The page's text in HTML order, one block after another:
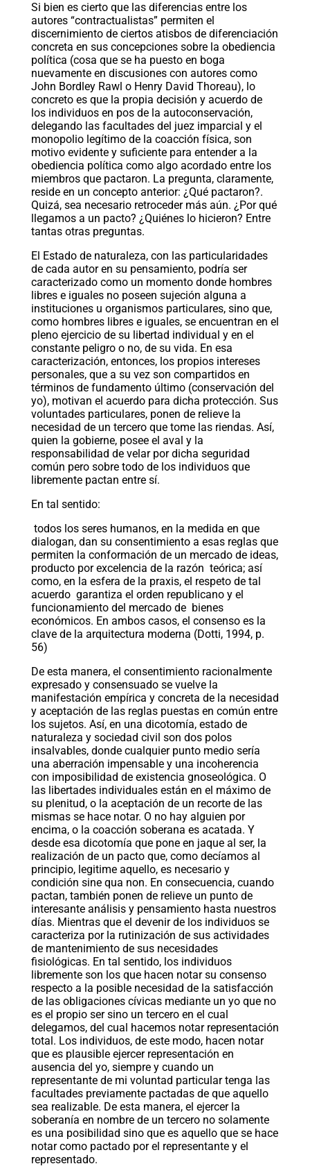
Si bien es cierto que las diferencias entre los
autores “contractualistas” permiten el
discernimiento de ciertos atisbos de diferenciación
concreta en sus concepciones sobre la obediencia
política (cosa que se ha puesto en boga
nuevamente en discusiones con autores como
John Bordley Rawl o Henry David Thoreau), lo
concreto es que la propia decisión y acuerdo de
los individuos en pos de la autoconservación,
delegando las facultades del juez imparcial y el
monopolio legítimo de la coacción física, son
motivo evidente y suficiente para entender a la
obediencia política como algo acordado entre los
miembros que pactaron. La pregunta, claramente,
reside en un concepto anterior: ¿Qué pactaron?.
Quizá, sea necesario retroceder más aún. ¿Por qué
llegamos a un pacto? ¿Quiénes lo hicieron? Entre
tantas otras preguntas.
El Estado de naturaleza, con las particularidades
de cada autor en su pensamiento, podría ser
caracterizado como un momento donde hombres
libres e iguales no poseen sujeción alguna a
instituciones u organismos particulares, sino que,
como hombres libres e iguales, se encuentran en el
pleno ejercicio de su libertad individual y en el
constante peligro o no, de su vida. En esa
caracterización, entonces, los propios intereses
personales, que a su vez son compartidos en
términos de fundamento último (conservación del
yo), motivan el acuerdo para dicha protección. Sus
voluntades particulares, ponen de relieve la
necesidad de un tercero que tome las riendas. Así,
quien la gobierne, posee el aval y la
responsabilidad de velar por dicha seguridad
común pero sobre todo de los individuos que
libremente pactan entre sí.
En tal sentido:
todos los seres humanos, en la medida en que
dialogan, dan su consentimiento a esas reglas que
permiten la conformación de un mercado de ideas,
producto por excelencia de la razón teórica; así
como, en la esfera de la praxis, el respeto de tal
acuerdo garantiza el orden republicano y el
funcionamiento del mercado de bienes
económicos. En ambos casos, el consenso es la
clave de la arquitectura moderna (Dotti, 1994, p.
56)
De esta manera, el consentimiento racionalmente
expresado y consensuado se vuelve la
manifestación empírica y concreta de la necesidad
y aceptación de las reglas puestas en común entre
los sujetos. Así, en una dicotomía, estado de
naturaleza y sociedad civil son dos polos
insalvables, donde cualquier punto medio sería
una aberración impensable y una incoherencia
con imposibilidad de existencia gnoseológica. O
las libertades individuales están en el máximo de
su plenitud, o la aceptación de un recorte de las
mismas se hace notar. O no hay alguien por
encima, o la coacción soberana es acatada. Y
desde esa dicotomía que pone en jaque al ser, la
realización de un pacto que, como decíamos al
principio, legitime aquello, es necesario y
condición sine qua non. En consecuencia, cuando
pactan, también ponen de relieve un punto de
interesante análisis y pensamiento hasta nuestros
días. Mientras que el devenir de los individuos se
caracteriza por la rutinización de sus actividades
de mantenimiento de sus necesidades
fisiológicas. En tal sentido, los individuos
libremente son los que hacen notar su consenso
respecto a la posible necesidad de la satisfacción
de las obligaciones cívicas mediante un yo que no
es el propio ser sino un tercero en el cual
delegamos, del cual hacemos notar representación
total. Los individuos, de este modo, hacen notar
que es plausible ejercer representación en
ausencia del yo, siempre y cuando un
representante de mi voluntad particular tenga las
facultades previamente pactadas de que aquello
sea realizable. De esta manera, el ejercer la
soberanía en nombre de un tercero no solamente
es una posibilidad sino que es aquello que se hace
notar como pactado por el representante y el
representado.